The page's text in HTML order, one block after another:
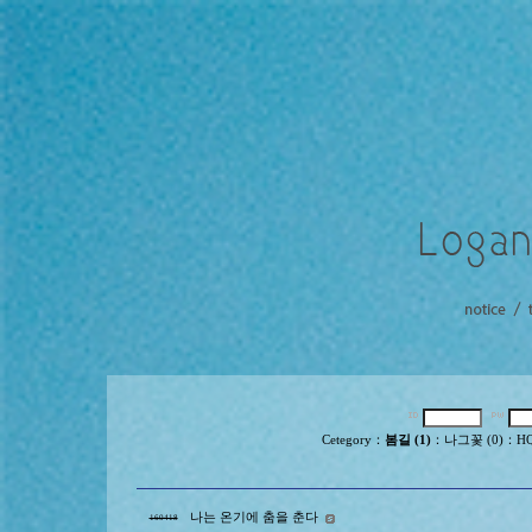
Cetegory： 봄길 (1)： 나그꽃 (0)：
160418 나는 온기에 춤을 춘다